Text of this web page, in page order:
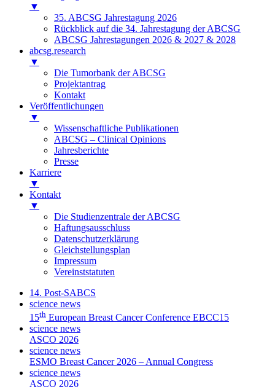
▼
35. ABCSG Jahrestagung 2026
Rückblick auf die 34. Jahrestagung der ABCSG
ABCSG Jahrestagungen 2026 & 2027 & 2028
abcsg.research
▼
Die Tumorbank der ABCSG
Projektantrag
Kontakt
Veröffentlichungen
▼
Wissenschaftliche Publikationen
ABCSG – Clinical Opinions
Jahresberichte
Presse
Karriere
▼
Kontakt
▼
Die Studienzentrale der ABCSG
Haftungsausschluss
Datenschutzerklärung
Gleichstellungsplan
Impressum
Vereinststatuten
14. Post-SABCS
science news
15th European Breast Cancer Conference EBCC15
science news
ASCO 2026
science news
ESMO Breast Cancer 2026 – Annual Congress
science news
ASCO 2026